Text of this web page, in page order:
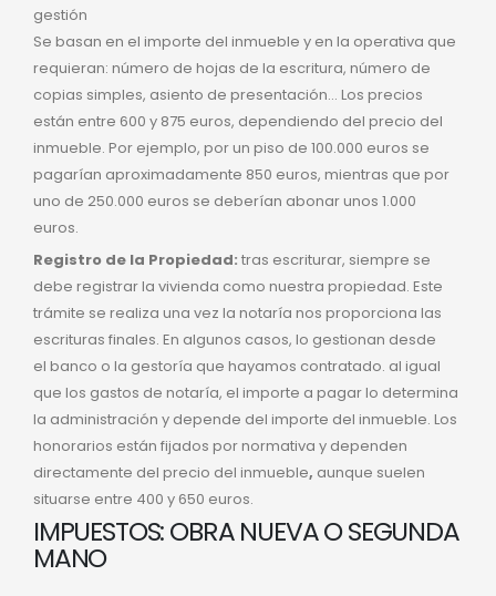
gestión
Se basan en el importe del inmueble y en la operativa que
requieran: número de hojas de la escritura, número de
copias simples, asiento de presentación… Los precios
están entre 600 y 875 euros, dependiendo del precio del
inmueble. Por ejemplo, por un piso de 100.000 euros se
pagarían aproximadamente 850 euros, mientras que por
uno de 250.000 euros se deberían abonar unos 1.000
euros.
Registro de la Propiedad: tras escriturar, siempre se
debe registrar la vivienda como nuestra propiedad. Este
trámite se realiza una vez la notaría nos proporciona las
escrituras finales. En algunos casos, lo gestionan desde
el banco o la gestoría que hayamos contratado. al igual
que los gastos de notaría, el importe a pagar lo determina
la administración y depende del importe del inmueble. Los
honorarios están fijados por normativa y dependen
directamente del precio del inmueble, aunque suelen
situarse entre 400 y 650 euros.
IMPUESTOS: OBRA NUEVA O SEGUNDA
MANO